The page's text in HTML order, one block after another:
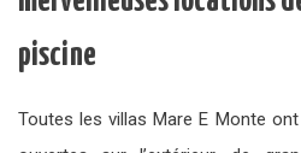
piscine
Toutes les villas Mare E Monte